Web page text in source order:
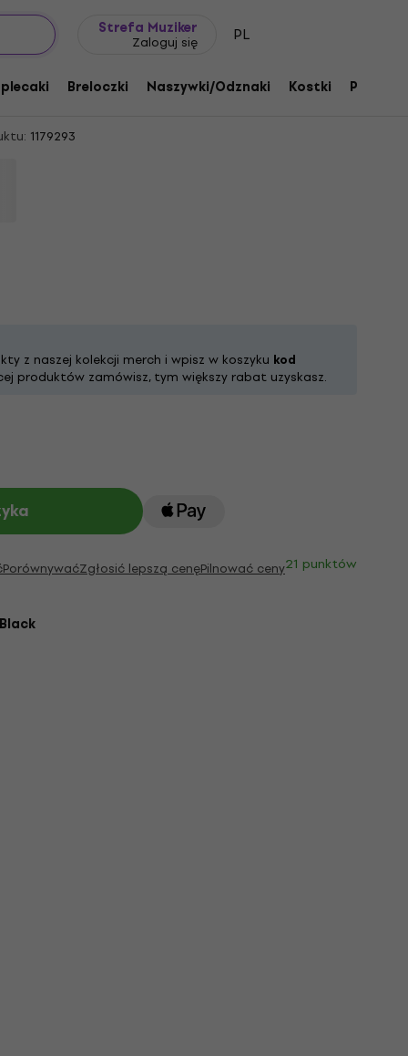
Strefa Muziker
Zaloguj się PL
Breloczki Naszywki/Odznaki Kostki Prezenty
Lifetime Tour Xerox Black L
1179293
z naszej kolekcji merch i wpisz w koszyku kod
produktów zamówisz, tym większy rabat uzyskasz.
PorównywaćZgłosić lepszą cenęPilnować ceny21 punktów
Black